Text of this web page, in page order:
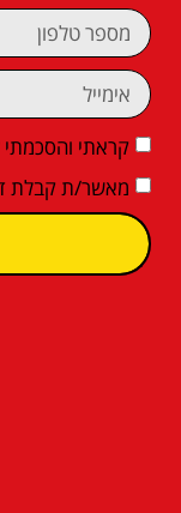
קראתי והסכמתי
מאשר/ת קבלת